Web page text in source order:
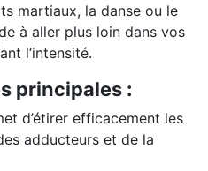
martiaux, la danse ou le
à aller plus loin dans vos
l’intensité.
principales :
d’étirer efficacement les
adducteurs et de la